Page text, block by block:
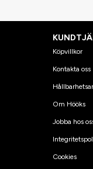
Köpvillkor
Kontakta oss
Om Hööks
Jobba hos
Cookies